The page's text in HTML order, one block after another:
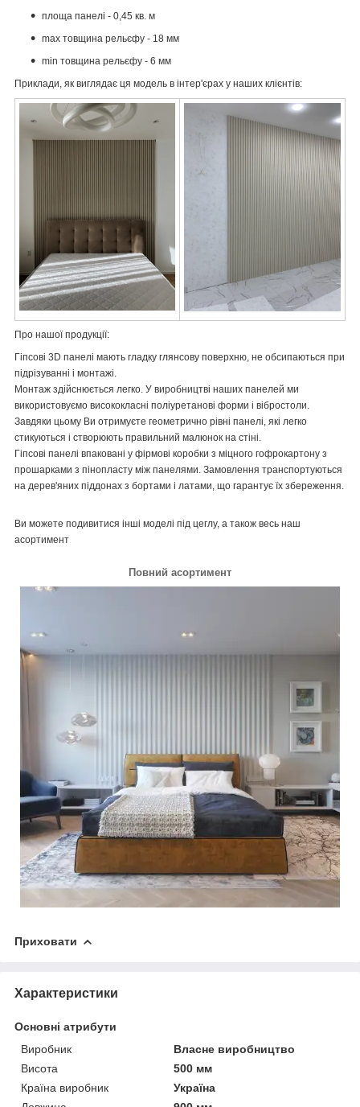
площа панелі - 0,45 кв. м
max товщина рельєфу - 18 мм
min товщина рельєфу - 6 мм
Приклади, як виглядає ця модель в інтер'єрах у наших клієнтів:
Про нашої продукції:
Гіпсові 3D панелі мають гладку глянсову поверхню, не обсипаються при
підрізуванні і монтажі.
Монтаж здійснюється легко. У виробництві наших панелей ми
використовуємо висококласні поліуретанові форми і вібростоли.
Завдяки цьому Ви отримуєте геометрично рівні панелі, які легко
стикуються і створюють правильний малюнок на стіні.
Гіпсові панелі впаковані у фірмові коробки з міцного гофрокартону з
прошарками з пінопласту між панелями. Замовлення транспортуються
на дерев'яних піддонах з бортами і латами, що гарантує їх збереження.
Ви можете подивитися інші моделі під цеглу, а також весь наш
асортимент
Повний асортимент
Приховати
Характеристики
Основні атрибути
Виробник
Власне виробництво
Висота
500 мм
Країна виробник
Україна